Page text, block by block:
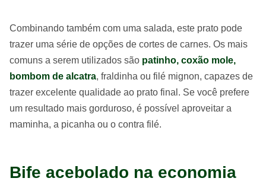
Combinando também com uma salada, este prato pode
trazer uma série de opções de cortes de carnes. Os mais
comuns a serem utilizados são patinho, coxão mole,
bombom de alcatra, fraldinha ou filé mignon, capazes de
trazer excelente qualidade ao prato final. Se você prefere
um resultado mais gorduroso, é possível aproveitar a
maminha, a picanha ou o contra filé.
Bife acebolado na economia